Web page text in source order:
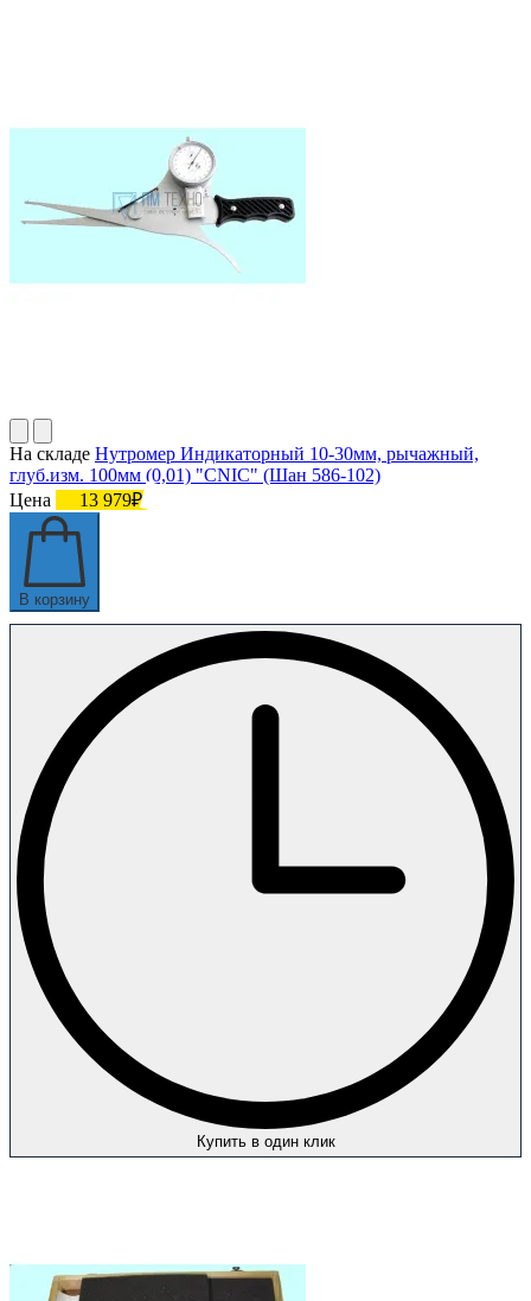
На складе Нутромер Индикаторный 10-30мм, рычажный,
глуб.изм. 100мм (0,01) "CNIC" (Шан 586-102)
Цена
13 979₽
В корзину
Купить в один клик